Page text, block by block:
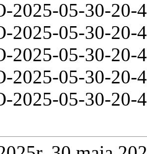
2025-05-30-20-
2025-05-30-20-
2025-05-30-20-
2025-05-30-20-
2025-05-30-20-